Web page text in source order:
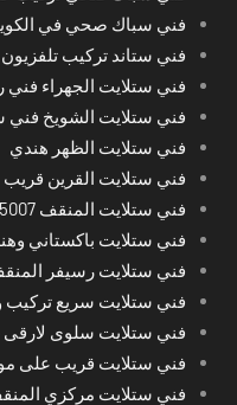
فني سباك صحي في
فني ستاند تركيب
فني ستلايت الجهراء فني
فني ستلايت الشويخ فني
فني ستلايت الظهر هندي
فني ستلايت القرين
فني ستلايت المنقف 94955007
فني ستلايت باكستاني
فني ستلايت رسيفر
فني ستلايت سريع تركيب
فني ستلايت سلوى لارقى
فني ستلايت قريب على